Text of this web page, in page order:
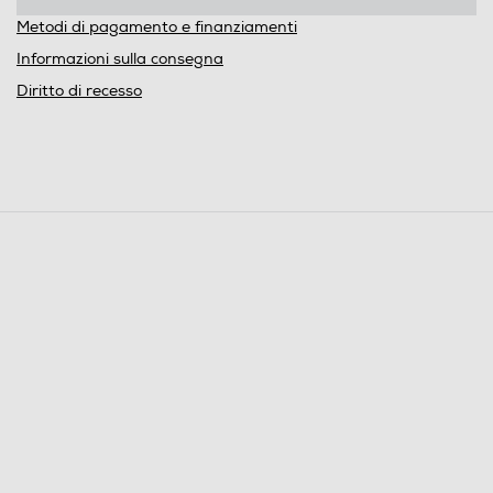
Metodi di pagamento e finanziamenti
Informazioni sulla consegna
Diritto di recesso